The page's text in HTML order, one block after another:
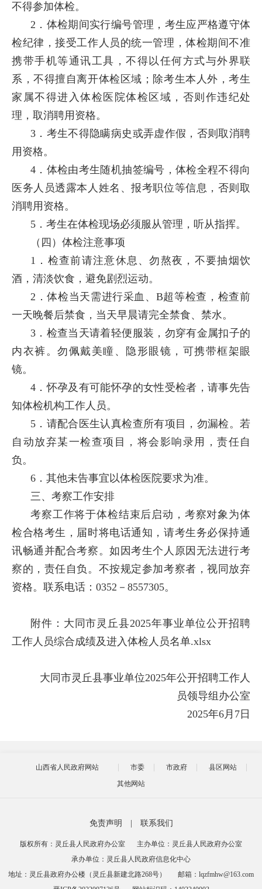
不得参加体检。
2．体检期间实行编号管理，考生应严格遵守体
检纪律，接受工作人员的统一管理，体检期间不准
携带手机等通讯工具，不得以任何方式与外界联
系，不得擅自离开体检区域；除考生本人外，考生
家属不得进入体检医院体检区域，否则作违纪处
理，取消聘用资格。
3．考生不得隐瞒病史或弄虚作假，否则取消聘
用资格。
4．体检由考生随机抽签编号，体检全程不得向
医务人员透露本人姓名、报考职位等信息，否则取
消聘用资格。
5．考生在体检现场必须服从管理，听从指挥。
（四）体检注意事项
1．检查前请注意休息、勿熬夜，不要抽烟饮
酒，清淡饮食，避免剧烈运动。
2．体检当天需进行采血、B超等检查，检查前
一天晚餐后禁食，当天早晨请完全禁食、禁水。
3．检查当天请着轻便服装，勿穿有金属扣子的
内衣裤。勿佩戴美瞳、隐形眼镜，可携带框架眼
镜。
4．怀孕及有可能怀孕的女性受检者，请事先告
知体检机构工作人员。
5．请配合医生认真检查所有项目，勿漏检。若
自动放弃某一检查项目，将会影响录用，责任自
负。
6．其他未告事宜以体检医院要求为准。
三、考察工作安排
考察工作将于体检结束后启动，考察对象为体
检合格考生，届时将电话通知，请考生务必保持通
讯畅通并配合考察。如因考生个人原因无法进行考
察的，责任自负。不按规定参加考察者，视同放弃
资格。联系电话：0352－8557305。
附件： 大同市灵丘县2025年事业单位公开招聘
工作人员综合成绩及进入体检人员名单.xlsx
大同市灵丘县事业单位2025年公开招聘工作人
员领导组办公室
2025年6月7日
山西省人民政府网站 市委 市政府
县区网站
其他网站
免责声明 联系我们
版权所有：灵丘县人民政府办公室
主办单位：灵丘县人民政府办公室
承办单位：灵丘县人民政府信息化中心
地址：灵丘县政府办公楼（灵丘县新建北路268号）
邮箱：lqzfmhw@163.com